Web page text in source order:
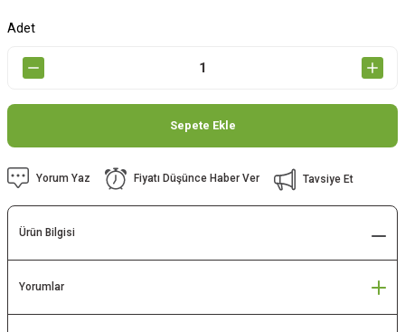
Adet
Sepete Ekle
Yorum Yaz Fiyatı Düşünce Haber Ver Tavsiye Et
Ürün Bilgisi
Yorumlar